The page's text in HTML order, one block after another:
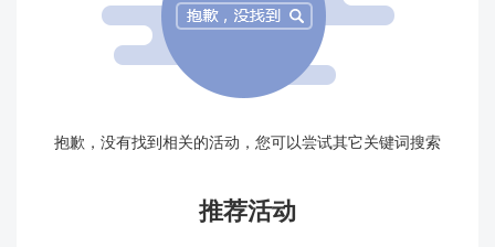
抱歉，没有找到相关的活动，您可以尝试其它关键词搜索
推荐活动